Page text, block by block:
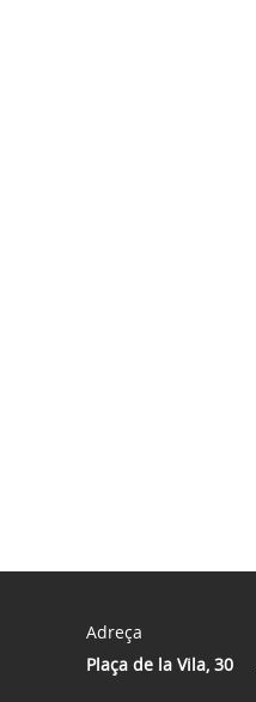
Adreça
Plaça de la Vila, 30